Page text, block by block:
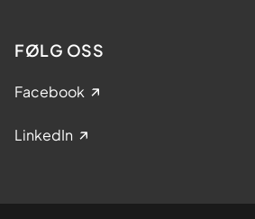
FØLG OSS
Facebook
LinkedIn